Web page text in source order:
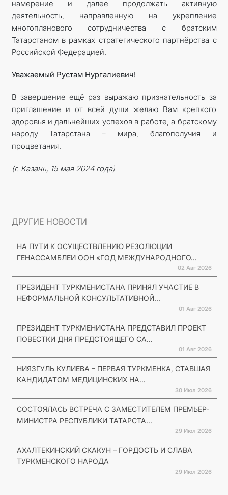
намерение и далее продолжать активную
деятельность, направленную на укрепление
многопланового сотрудничества с братским
Татарстаном в рамках стратегического партнёрства с
Российской Федерацией.
Уважаемый Рустам Нургалиевич!
В завершение ещё раз выражаю признательность за
приглашение и от всей души желаю Вам крепкого
здоровья и дальнейших успехов в работе, а братскому
народу Татарстана – мира, благополучия и
процветания.
(г. Казань, 15 мая 2024 года)
ДРУГИЕ НОВОСТИ
НА ПУТИ К ОСУЩЕСТВЛЕНИЮ РЕЗОЛЮЦИИ
ГЕНАССАМБЛЕИ ООН «ГОД МЕЖДУНАРОДНОГО...
02 Авг 2026
ПРЕЗИДЕНТ ТУРКМЕНИСТАНА ПРИНЯЛ УЧАСТИЕ В
НЕФОРМАЛЬНОЙ КОНСУЛЬТАТИВНОЙ...
01 Авг 2026
ПРЕЗИДЕНТ ТУРКМЕНИСТАНА ПРЕДСТАВИЛ ПРОЕКТ
ПОВЕСТКИ ДНЯ ПРЕДСТОЯЩЕГО СА...
01 Авг 2026
НИЯЗГУЛЬ КУЛИЕВА – ПЕРВАЯ ТУРКМЕНКА, СТАВШАЯ
КАНДИДАТОМ МЕДИЦИНСКИХ НА...
30 Июл 2026
СОСТОЯЛАСЬ ВСТРЕЧА С ЗАМЕСТИТЕЛЕМ ПРЕМЬЕР-
МИНИСТРА РЕСПУБЛИКИ ТАТАРСТА...
29 Июл 2026
АХАЛТЕКИНСКИЙ СКАКУН – ГОРДОСТЬ И СЛАВА
ТУРКМЕНСКОГО НАРОДА
29 Июл 2026